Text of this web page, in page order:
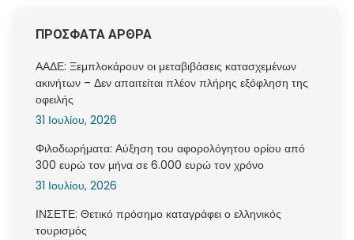
ΠΡΟΣΦΑΤΑ ΑΡΘΡΑ
ΑΑΔΕ: Ξεμπλοκάρουν οι μεταβιβάσεις κατασχεμένων
ακινήτων – Δεν απαιτείται πλέον πλήρης εξόφληση της
οφειλής
31 Ιουλίου, 2026
Φιλοδωρήματα: Αύξηση του αφορολόγητου ορίου από
300 ευρώ τον μήνα σε 6.000 ευρώ τον χρόνο
31 Ιουλίου, 2026
ΙΝΣΕΤΕ: Θετικό πρόσημο καταγράφει ο ελληνικός
τουρισμός